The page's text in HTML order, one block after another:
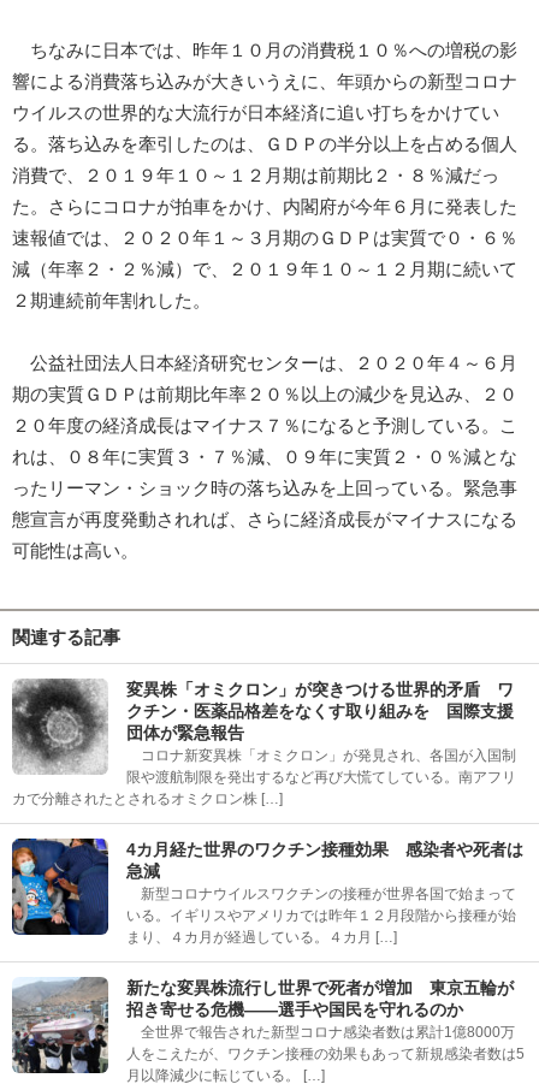
ちなみに日本では、昨年１０月の消費税１０％への増税の影
響による消費落ち込みが大きいうえに、年頭からの新型コロナ
ウイルスの世界的な大流行が日本経済に追い打ちをかけてい
る。落ち込みを牽引したのは、ＧＤＰの半分以上を占める個人
消費で、２０１９年１０～１２月期は前期比２・８％減だっ
た。さらにコロナが拍車をかけ、内閣府が今年６月に発表した
速報値では、２０２０年１～３月期のＧＤＰは実質で０・６％
減（年率２・２％減）で、２０１９年１０～１２月期に続いて
２期連続前年割れした。
公益社団法人日本経済研究センターは、２０２０年４～６月
期の実質ＧＤＰは前期比年率２０％以上の減少を見込み、２０
２０年度の経済成長はマイナス７％になると予測している。こ
れは、０８年に実質３・７％減、０９年に実質２・０％減とな
ったリーマン・ショック時の落ち込みを上回っている。緊急事
態宣言が再度発動されれば、さらに経済成長がマイナスになる
可能性は高い。
関連する記事
変異株「オミクロン」が突きつける世界的矛盾 ワ
クチン・医薬品格差をなくす取り組みを 国際支援
団体が緊急報告
コロナ新変異株「オミクロン」が発見され、各国が入国制
限や渡航制限を発出するなど再び大慌てしている。南アフリ
カで分離されたとされるオミクロン株 […]
4カ月経た世界のワクチン接種効果 感染者や死者は
急減
新型コロナウイルスワクチンの接種が世界各国で始まって
いる。イギリスやアメリカでは昨年１２月段階から接種が始
まり、４カ月が経過している。４カ月 […]
新たな変異株流行し世界で死者が増加 東京五輪が
招き寄せる危機――選手や国民を守れるのか
全世界で報告された新型コロナ感染者数は累計1億8000万
人をこえたが、ワクチン接種の効果もあって新規感染者数は5
月以降減少に転じている。 […]